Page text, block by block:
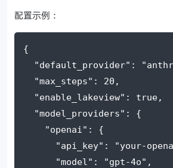
配置示例：
{
"default_provider" :
"max_steps" : 20 ,
"enable_lakeview" : true,
"model_providers" : {
"openai" : {
"api_key" : "your-
"model" : "gpt-4o" ,